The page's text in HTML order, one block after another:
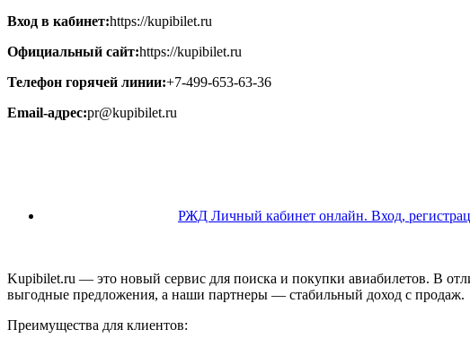
Вход в кабинет:https://kupibilet.ru
Официальный сайт:https://kupibilet.ru
Телефон горячей линии:+7-499-653-63-36
Email-адрес:pr@kupibilet.ru
РЖД Личный кабинет онлайн. Вход,
Kupibilet.ru — это новый сервис для поиска и покупки авиабилетов. В
выгодные предложения, а наши партнеры — стабильный доход с продаж.
Преимущества для клиентов: